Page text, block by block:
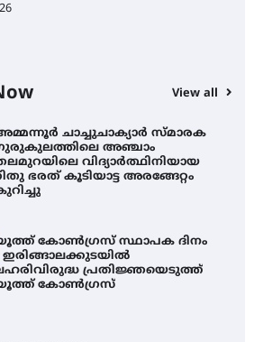
View all
ചാച്ചുചാക്യാർ സ്മാരക
അഞ്ചാം
വിദ്യാർത്ഥിനിയായ
ഭരത് കൂടിയാട്ട അരങ്ങേറ്റം
കോൺഗ്രസ്‌ സ്ഥാപക ദിനം
ഇരിങ്ങാലക്കുടയിൽ
പ്രതിജ്ഞയെടുത്ത്
കോൺഗ്രസ്